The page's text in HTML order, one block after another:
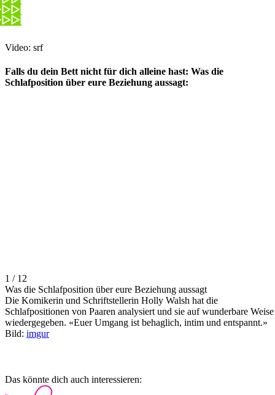
Video: srf
Falls du dein Bett nicht für dich alleine hast: Was die
Schlafposition über eure Beziehung aussagt:
1 / 12
Was die Schlafposition über eure Beziehung aussagt
Die Komikerin und Schriftstellerin Holly Walsh hat die
Schlafpositionen von Paaren analysiert und sie auf wunderbare Weise
wiedergegeben. «Euer Umgang ist behaglich, intim und entspannt.»
Bild: imgur
Das könnte dich auch interessieren: